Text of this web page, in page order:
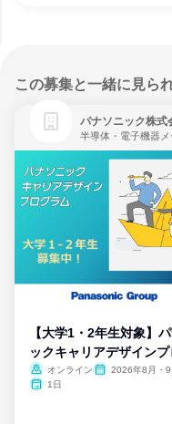
この募集と一緒に見ら
パナソニック株式
半導体・電子機器メ
【大学1・2年生対象】
ックキャリアデザインプ
ム
オンライン
2026年8月・9
1日